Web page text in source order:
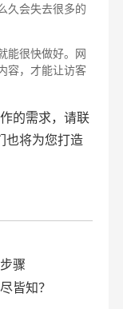
久会失去很多的
能很快做好。网
容，才能让访客
的需求，请联
也将为您打造
骤
皆知？